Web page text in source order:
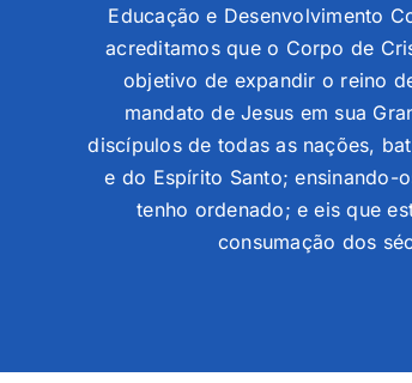
Educação e Desenvolvimento
acreditamos que o Corpo de
objetivo de expandir o reino
mandato de Jesus em sua
discípulos de todas as nações,
e do Espírito Santo; ensinando-
tenho ordenado; e eis que
consumação dos